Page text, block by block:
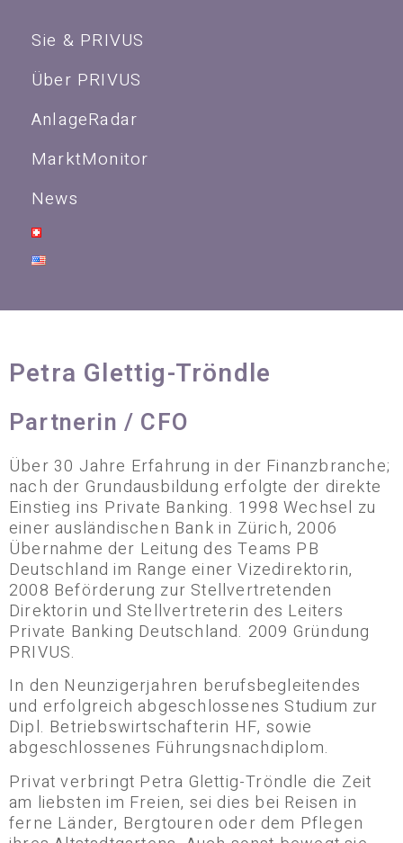
Sie & PRIVUS
Über PRIVUS
AnlageRadar
MarktMonitor
News
Petra Glettig-Tröndle
Partnerin / CFO
Über 30 Jahre Erfahrung in der Finanzbranche;
nach der Grundausbildung erfolgte der direkte
Einstieg ins Private Banking. 1998 Wechsel zu
einer ausländischen Bank in Zürich, 2006
Übernahme der Leitung des Teams PB
Deutschland im Range einer Vizedirektorin,
2008 Beförderung zur Stellvertretenden
Direktorin und Stellvertreterin des Leiters
Private Banking Deutschland. 2009 Gründung
PRIVUS.
In den Neunzigerjahren berufsbegleitendes
und erfolgreich abgeschlossenes Studium zur
Dipl. Betriebswirtschafterin HF, sowie
abgeschlossenes Führungsnachdiplom.
Privat verbringt Petra Glettig-Tröndle die Zeit
am liebsten im Freien, sei dies bei Reisen in
ferne Länder, Bergtouren oder dem Pflegen